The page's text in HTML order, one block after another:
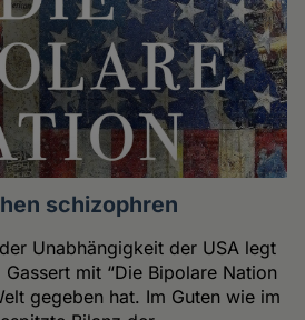
schizophren
Unabhängigkeit der USA legt
mit “Die Bipolare Nation
gegeben hat. Im Guten wie im